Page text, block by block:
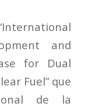
and
for Dual
Fuel” que
de la